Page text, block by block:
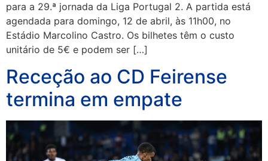
para a 29.ª jornada da Liga Portugal 2. A partida está
agendada para domingo, 12 de abril, às 11h00, no
Estádio Marcolino Castro. Os bilhetes têm o custo
unitário de 5€ e podem ser […]
Receção ao CD Feirense
termina em empate